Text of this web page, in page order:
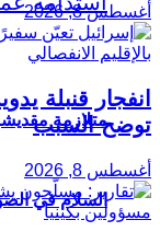
السلام في
أغسطس 8, 2026
انفجار قنبلة
توضح السبب
أغسطس 8, 2026